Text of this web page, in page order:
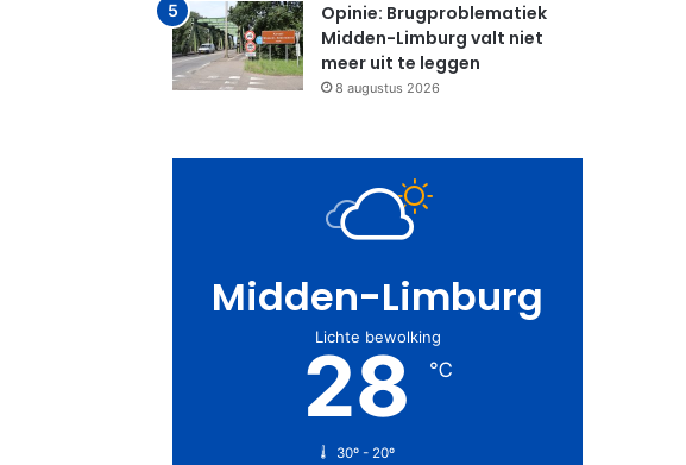
Opinie: Brugproblematiek
Midden-Limburg valt niet
meer uit te leggen
8 augustus 2026
Midden-Limburg
Lichte bewolking
28 ℃
30º - 20º